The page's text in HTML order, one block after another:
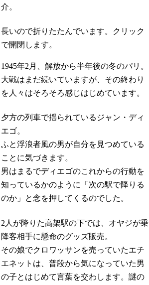
介。
長いので折りたたんでいます。クリック
で開閉します。
1945年2月、解放から半年後の冬のパリ。
大戦はまだ続いていますが、その終わり
を人々はそろそろ感じはじめています。
夕方の列車で揺られているジャン・ディ
エゴ。
ふと浮浪者風の男が自分を見つめている
ことに気づきます。
男はまるでディエゴのこれからの行動を
知っているかのように「次の駅で降りる
のか」と念を押してくるのでした。
2人が降りた高架駅の下では、オヤジが乗
降客相手に懸命のグッズ販売。
その娘でクロワッサンを売っていたエチ
エネットは、普段から気になっていた男
の子とはじめて言葉を交わします。謎の